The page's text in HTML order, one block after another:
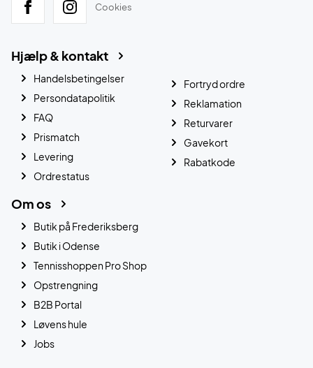
Cookies
Hjælp & kontakt
Handelsbetingelser
Persondatapolitik
FAQ
Prismatch
Levering
Ordrestatus
Fortryd ordre
Reklamation
Returvarer
Gavekort
Rabatkode
Om os
Butik på Frederiksberg
Butik i Odense
Tennisshoppen Pro Shop
Opstrengning
B2B Portal
Løvens hule
Jobs